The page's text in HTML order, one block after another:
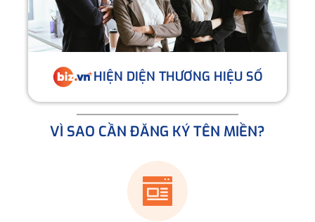
HIỆN DIỆN THƯƠNG HIỆU SỐ
VÌ SAO CẦN ĐĂNG KÝ TÊN MIỀN?